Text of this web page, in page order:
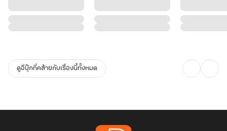
ดูอีบุ๊กที่คล้ายกับเรื่องนี้ทั้งหมด